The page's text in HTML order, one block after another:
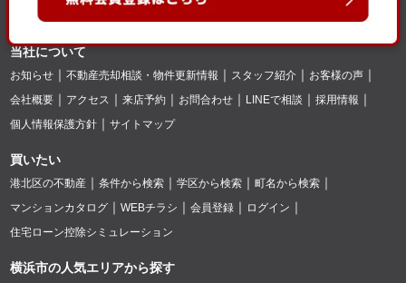
当社について
お知らせ 不動産売却相談・物件更新情報 スタッフ紹介
お客様の声
会社概要
アクセス 来店予約 お問合わせ LINEで相談
採用情報
個人情報保護方針
サイトマップ
買いたい
港北区の不動産 条件から検索 学区から検索
町名から検索
マンションカタログ
WEBチラシ 会員登録
ログイン
住宅ローン控除シミュレーション
横浜市の人気エリアから探す